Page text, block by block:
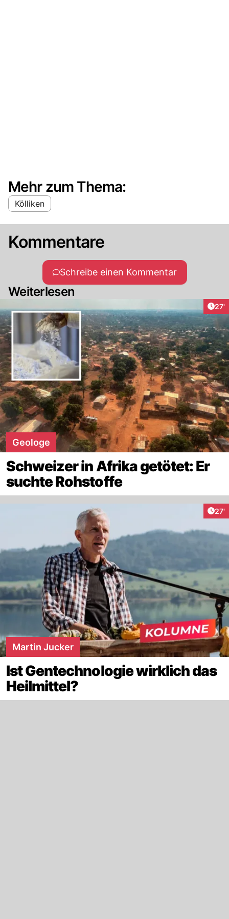
Mehr zum Thema:
Kölliken
Kommentare
Schreibe einen Kommentar
Weiterlesen
27'
Geologe
Schweizer in Afrika getötet: Er
suchte Rohstoffe
27'
Martin Jucker
Ist Gentechnologie wirklich das
Heilmittel?